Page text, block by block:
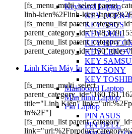
Keyboard Laptop
KEY ACER-
KEY ASUS
KEY DELL
KEY HP-
KEY
KEY
KEY SONY
KEY
Mainboard Laptop
Màn hình Laptop
Pin Laptop
PIN ASUS
PIN DELL
[fs_menu_multi_select
linh-kien%2Flinh-kien-
[fs_menu_list
[fs_menu_list
parent_category_id="150"
Linh Kiện Máy In
[fs_menu_multi_select
title="Linh Kiện"
in%2F"]
[fs_menu_list
link="url:%2Fproduct-